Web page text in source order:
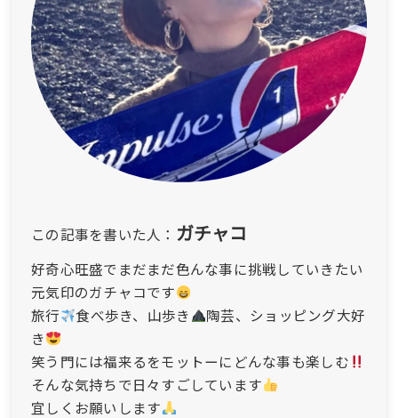
この記事を書いた人： ガチャコ
好奇心旺盛でまだまだ色んな事に挑戦していきたい
元気印のガチャコです
旅行
食べ歩き、山歩き
陶芸、ショッピング大好
き
笑う門には福来るをモットーにどんな事も楽しむ
そんな気持ちで日々すごしています
宜しくお願いします